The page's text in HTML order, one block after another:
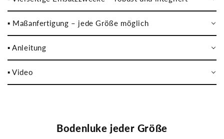
▪️ Maßanfertigung – jede Größe möglich
▪️ Anleitung
▪️ Video
Bodenluke jeder Größe